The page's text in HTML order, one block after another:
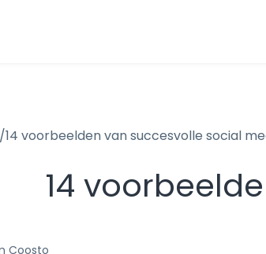
14 voorbeelden van succesvolle social
14
Coosto